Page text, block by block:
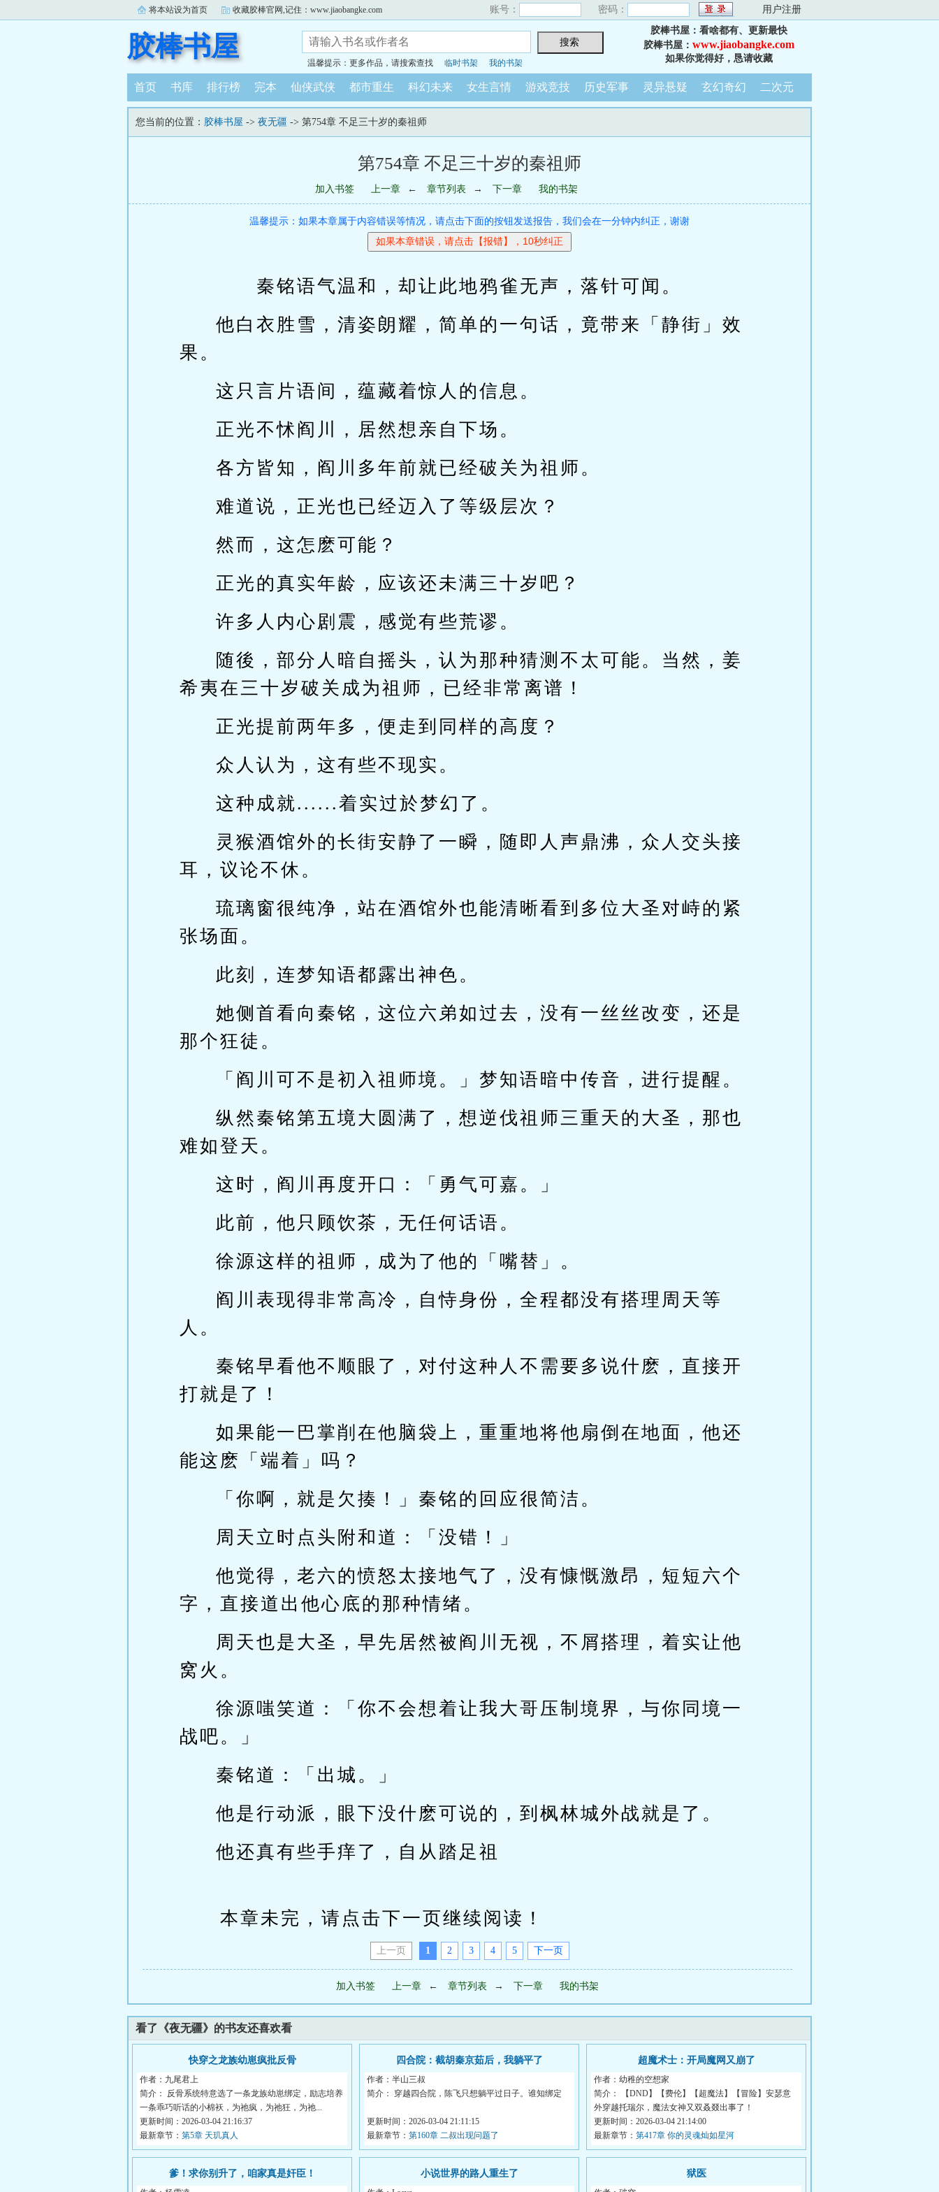
将本站设为首页 收藏胶棒官网,记住：www.jiaobangke.com 账号： 密码： 用户注册
胶棒书屋
温馨提示：更多作品，请搜索查找 临时书架 我的书架
胶棒书屋：看啥都有、更新最快
胶棒书屋： www.jiaobangke.com
如果你觉得好，恳请收藏
首页 书库 排行榜 完本 仙侠武侠 都市重生 科幻未来 女生言情 游戏竞技 历史军事 灵异悬疑 玄幻奇幻 二次元
您当前的位置： 胶棒书屋 -> 夜无疆 -> 第754章 不足三十岁的秦祖师
第754章 不足三十岁的秦祖师
加入书签 上一章 ← 章节列表 → 下一章 我的书架
温馨提示：如果本章属于内容错误等情况，请点击下面的按钮发送报告，我们会在一分钟内纠正，谢谢
秦铭语气温和，却让此地鸦雀无声，落针可闻。
他白衣胜雪，清姿朗耀，简单的一句话，竟带来「静街」效
果。
这只言片语间，蕴藏着惊人的信息。
正光不怵阎川，居然想亲自下场。
各方皆知，阎川多年前就已经破关为祖师。
难道说，正光也已经迈入了等级层次？
然而，这怎麽可能？
正光的真实年龄，应该还未满三十岁吧？
许多人内心剧震，感觉有些荒谬。
随後，部分人暗自摇头，认为那种猜测不太可能。当然，姜
希夷在三十岁破关成为祖师，已经非常离谱！
正光提前两年多，便走到同样的高度？
众人认为，这有些不现实。
这种成就......着实过於梦幻了。
灵猴酒馆外的长街安静了一瞬，随即人声鼎沸，众人交头接
耳，议论不休。
琉璃窗很纯净，站在酒馆外也能清晰看到多位大圣对峙的紧
张场面。
此刻，连梦知语都露出神色。
她侧首看向秦铭，这位六弟如过去，没有一丝丝改变，还是
那个狂徒。
「阎川可不是初入祖师境。」梦知语暗中传音，进行提醒。
纵然秦铭第五境大圆满了，想逆伐祖师三重天的大圣，那也
难如登天。
这时，阎川再度开口：「勇气可嘉。」
此前，他只顾饮茶，无任何话语。
徐源这样的祖师，成为了他的「嘴替」。
阎川表现得非常高冷，自恃身份，全程都没有搭理周天等
人。
秦铭早看他不顺眼了，对付这种人不需要多说什麽，直接开
打就是了！
如果能一巴掌削在他脑袋上，重重地将他扇倒在地面，他还
能这麽「端着」吗？
「你啊，就是欠揍！」秦铭的回应很简洁。
周天立时点头附和道：「没错！」
他觉得，老六的愤怒太接地气了，没有慷慨激昂，短短六个
字，直接道出他心底的那种情绪。
周天也是大圣，早先居然被阎川无视，不屑搭理，着实让他
窝火。
徐源嗤笑道：「你不会想着让我大哥压制境界，与你同境一
战吧。」
秦铭道：「出城。」
他是行动派，眼下没什麽可说的，到枫林城外战就是了。
他还真有些手痒了，自从踏足祖
本章未完，请点击下一页继续阅读！
上一页 1 2 3 4 5 下一页
加入书签 上一章 ← 章节列表 → 下一章 我的书架
看了《夜无疆》的书友还喜欢看
快穿之龙族幼崽疯批反骨
作者：九尾君上
简介： 反骨系统特意选了一条龙族幼崽绑定，励志培养
一条乖巧听话的小棉袄，为祂疯，为祂狂，为祂...
更新时间：2026-03-04 21:16:37
最新章节： 第5章 天玑真人
四合院：截胡秦京茹后，我躺平了
作者：半山三叔
简介： 穿越四合院，陈飞只想躺平过日子。谁知绑定
“躺平人生系统”...
更新时间：2026-03-04 21:11:15
最新章节： 第160章 二叔出现问题了
超魔术士：开局魔网又崩了
作者：幼稚的空想家
简介： 【DND】【费伦】【超魔法】【冒险】安瑟意
外穿越托瑞尔，魔法女神又双叒叕出事了！
更新时间：2026-03-04 21:14:00
最新章节： 第417章 你的灵魂灿如星河
爹！求你别升了，咱家真是奸臣！ 小说世界的路人重生了 狱医